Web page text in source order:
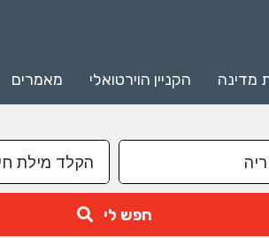
מדינה הקניין הוירטואלי מאמרים
חפש לי